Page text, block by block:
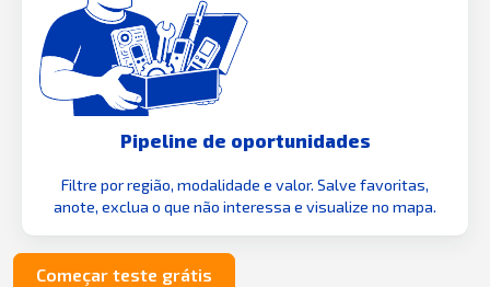
Pipeline de oportunidades
Filtre por região, modalidade e valor. Salve favoritas,
anote, exclua o que não interessa e visualize no mapa.
Começar teste grátis